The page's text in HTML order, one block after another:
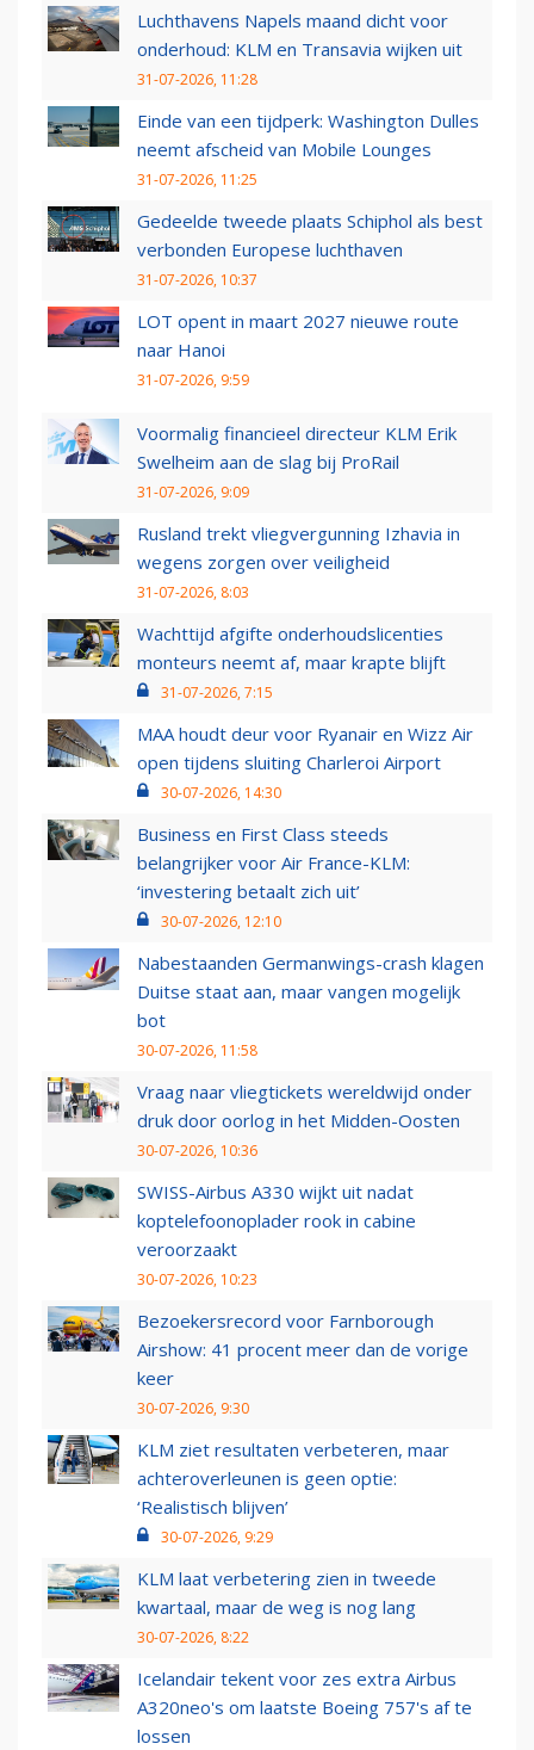
Luchthavens Napels maand dicht voor
onderhoud: KLM en Transavia wijken uit
31-07-2026, 11:28
Einde van een tijdperk: Washington Dulles
neemt afscheid van Mobile Lounges
31-07-2026, 11:25
Gedeelde tweede plaats Schiphol als best
verbonden Europese luchthaven
31-07-2026, 10:37
LOT opent in maart 2027 nieuwe route
naar Hanoi
31-07-2026, 9:59
Voormalig financieel directeur KLM Erik
Swelheim aan de slag bij ProRail
31-07-2026, 9:09
Rusland trekt vliegvergunning Izhavia in
wegens zorgen over veiligheid
31-07-2026, 8:03
Wachttijd afgifte onderhoudslicenties
monteurs neemt af, maar krapte blijft
31-07-2026, 7:15
MAA houdt deur voor Ryanair en Wizz Air
open tijdens sluiting Charleroi Airport
30-07-2026, 14:30
Business en First Class steeds
belangrijker voor Air France-KLM:
‘investering betaalt zich uit’
30-07-2026, 12:10
Nabestaanden Germanwings-crash klagen
Duitse staat aan, maar vangen mogelijk
bot
30-07-2026, 11:58
Vraag naar vliegtickets wereldwijd onder
druk door oorlog in het Midden-Oosten
30-07-2026, 10:36
SWISS-Airbus A330 wijkt uit nadat
koptelefoonoplader rook in cabine
veroorzaakt
30-07-2026, 10:23
Bezoekersrecord voor Farnborough
Airshow: 41 procent meer dan de vorige
keer
30-07-2026, 9:30
KLM ziet resultaten verbeteren, maar
achteroverleunen is geen optie:
‘Realistisch blijven’
30-07-2026, 9:29
KLM laat verbetering zien in tweede
kwartaal, maar de weg is nog lang
30-07-2026, 8:22
Icelandair tekent voor zes extra Airbus
A320neo's om laatste Boeing 757's af te
lossen